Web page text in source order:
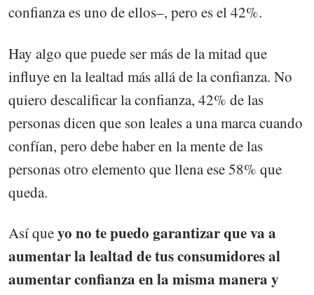
confianza es uno de ellos–, pero es el 42%.
Hay algo que puede ser más de la mitad que
influye en la lealtad más allá de la confianza. No
quiero descalificar la confianza, 42% de las
personas dicen que son leales a una marca cuando
confían, pero debe haber en la mente de las
personas otro elemento que llena ese 58% que
queda.
Así queyo no te puedo garantizar que va a
aumentar la lealtad de tus consumidores al
aumentar confianza en la misma manera y